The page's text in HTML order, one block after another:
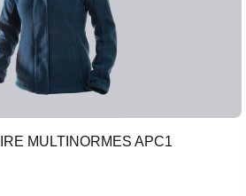
MULTINORMES APC1